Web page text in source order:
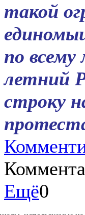
такой
по
летний
строку
Ещё0